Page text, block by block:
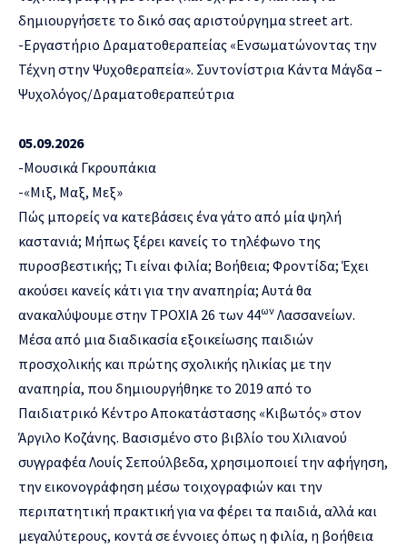
δημιουργήσετε το δικό σας αριστούργημα street art.
-Εργαστήριο Δραματοθεραπείας «Ενσωματώνοντας την
Τέχνη στην Ψυχοθεραπεία». Συντονίστρια Κάντα Μάγδα –
Ψυχολόγος/Δραματοθεραπεύτρια
05.09.2026
-Μουσικά Γκρουπάκια
-«Μιξ, Μαξ, Μεξ»
Πώς μπορείς να κατεβάσεις ένα γάτο από μία ψηλή
καστανιά; Μήπως ξέρει κανείς το τηλέφωνο της
πυροσβεστικής; Τι είναι φιλία; Βοήθεια; Φροντίδα; Έχει
ακούσει κανείς κάτι για την αναπηρία; Αυτά θα
ανακαλύψουμε στην ΤΡΟΧΙΑ 26 των 44ων Λασσανείων.
Μέσα από μια διαδικασία εξοικείωσης παιδιών
προσχολικής και πρώτης σχολικής ηλικίας με την
αναπηρία, που δημιουργήθηκε το 2019 από το
Παιδιατρικό Κέντρο Αποκατάστασης «Κιβωτός» στον
Άργιλο Κοζάνης. Βασισμένο στο βιβλίο του Χιλιανού
συγγραφέα Λουίς Σεπούλβεδα, χρησιμοποιεί την αφήγηση,
την εικονογράφηση μέσω τοιχογραφιών και την
περιπατητική πρακτική για να φέρει τα παιδιά, αλλά και
μεγαλύτερους, κοντά σε έννοιες όπως η φιλία, η βοήθεια